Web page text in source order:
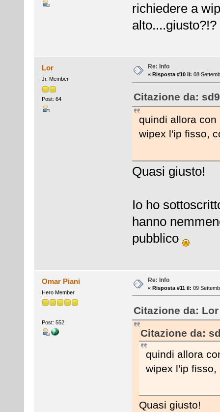
richiedere a
alto....giusto?!?
Lor
Jr. Member
Post: 64
Re: Info
« Risposta #10 il: 08
Citazione da:
quindi allora
wipex l'ip fisso,
Quasi giusto!
Io ho
hanno
pubblico
Omar Piani
Hero Member
Post: 552
Re: Info
« Risposta #11 il: 09
Citazione da:
Citazione da:
quindi allora
wipex l'ip
Quasi giusto!